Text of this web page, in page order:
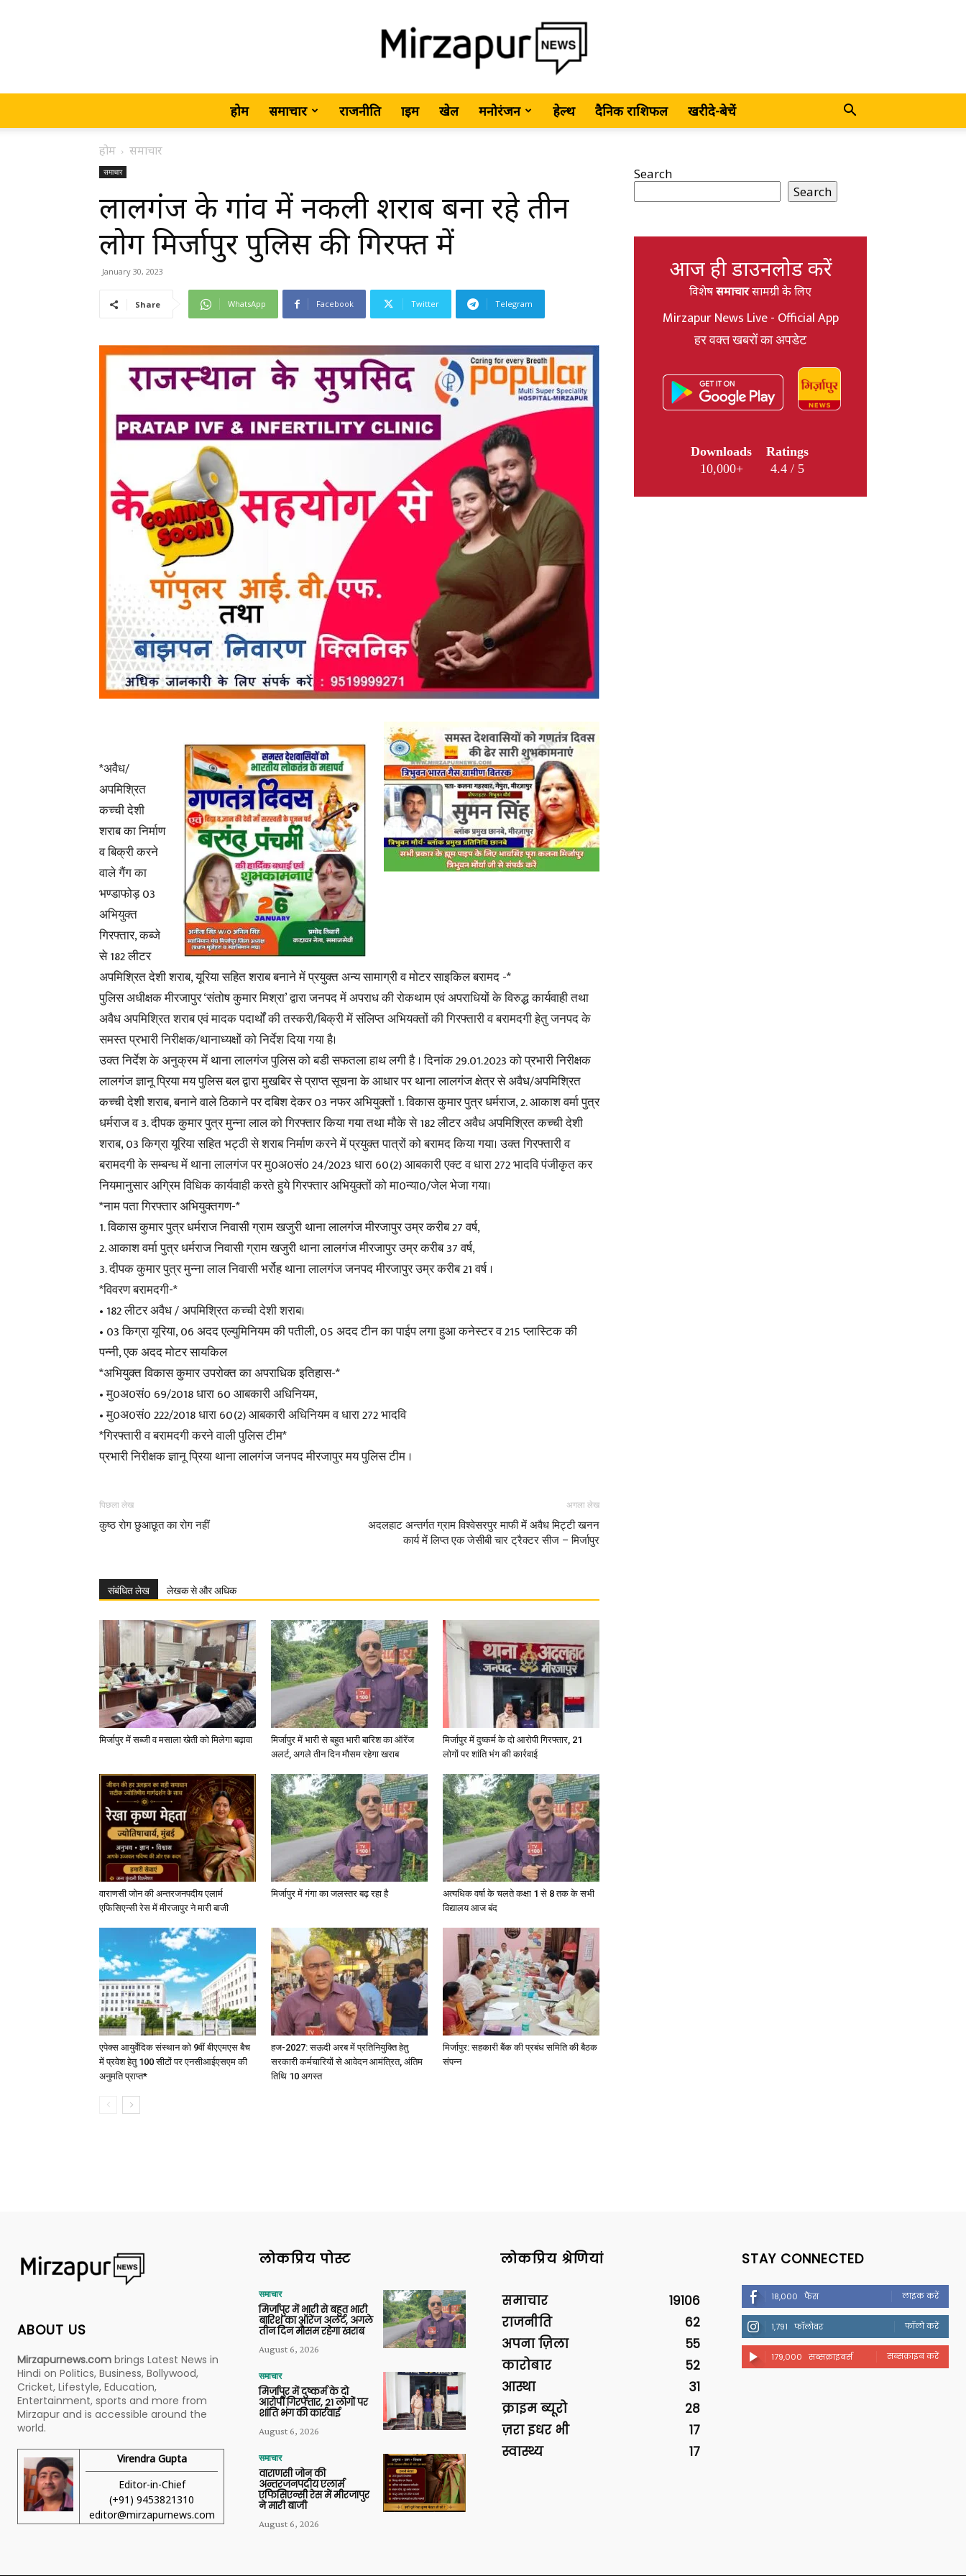
MirzapurNews.com
Hindi
News,
Latest
News
in
Hindi,
Today
News
Paper
होम समाचार राजनीति क्राइम खेल मनोरंजन हेल्थ दैनिक राशिफल खरीदे-बेचें
होम समाचार
समाचार
लालगंज के गांव में नकली शराब बना रहे तीन
लोग मिर्जापुर पुलिस की गिरफ्त में
January 30, 2023
Share WhatsApp Facebook Twitter Telegram
*अवैध/
अपमिश्रित
कच्ची देशी
शराब का निर्माण
व बिक्री करने
वाले गैंग का
भण्डाफोड़ 03
अभियुक्त
गिरफ्तार, कब्जे
से 182 लीटर
अपमिश्रित देशी शराब, यूरिया सहित शराब बनाने में प्रयुक्त अन्य सामाग्री व मोटर साइकिल बरामद -*
पुलिस अधीक्षक मीरजापुर ‘संतोष कुमार मिश्रा’ द्वारा जनपद में अपराध की रोकथाम एवं अपराधियों के विरुद्ध कार्यवाही तथा
अवैध अपमिश्रित शराब एवं मादक पदार्थों की तस्करी/बिक्री में संलिप्त अभियक्तों की गिरफ्तारी व बरामदगी हेतु जनपद के
समस्त प्रभारी निरीक्षक/थानाध्यक्षों को निर्देश दिया गया है।
उक्त निर्देश के अनुक्रम में थाना लालगंज पुलिस को बडी सफतला हाथ लगी है । दिनांक 29.01.2023 को प्रभारी निरीक्षक
लालगंज ज्ञानू प्रिया मय पुलिस बल द्वारा मुखबिर से प्राप्त सूचना के आधार पर थाना लालगंज क्षेत्र से अवैध/अपमिश्रित
कच्ची देशी शराब, बनाने वाले ठिकाने पर दबिश देकर 03 नफर अभियुक्तों 1. विकास कुमार पुत्र धर्मराज, 2. आकाश वर्मा पुत्र
धर्मराज व 3. दीपक कुमार पुत्र मुन्ना लाल को गिरफ्तार किया गया तथा मौके से 182 लीटर अवैध अपमिश्रित कच्ची देशी
शराब, 03 किग्रा यूरिया सहित भट्ठी से शराब निर्माण करने में प्रयुक्त पात्रों को बरामद किया गया। उक्त गिरफ्तारी व
बरामदगी के सम्बन्ध में थाना लालगंज पर मु0अ0सं0 24/2023 धारा 60(2) आबकारी एक्ट व धारा 272 भादवि पंजीकृत कर
नियमानुसार अग्रिम विधिक कार्यवाही करते हुये गिरफ्तार अभियुक्तों को मा0न्या0/जेल भेजा गया।
*नाम पता गिरफ्तार अभियुक्तगण-*
1. विकास कुमार पुत्र धर्मराज निवासी ग्राम खजुरी थाना लालगंज मीरजापुर उम्र करीब 27 वर्ष,
2. आकाश वर्मा पुत्र धर्मराज निवासी ग्राम खजुरी थाना लालगंज मीरजापुर उम्र करीब 37 वर्ष,
3. दीपक कुमार पुत्र मुन्ना लाल निवासी भर्रोह थाना लालगंज जनपद मीरजापुर उम्र करीब 21 वर्ष ।
*विवरण बरामदगी-*
• 182 लीटर अवैध / अपमिश्रित कच्ची देशी शराब।
• 03 किग्रा यूरिया, 06 अदद एल्युमिनियम की पतीली, 05 अदद टीन का पाईप लगा हुआ कनेस्टर व 215 प्लास्टिक की
पन्नी, एक अदद मोटर सायकिल
*अभियुक्त विकास कुमार उपरोक्त का अपराधिक इतिहास-*
• मु0अ0सं0 69/2018 धारा 60 आबकारी अधिनियम,
• मु0अ0सं0 222/2018 धारा 60(2) आबकारी अधिनियम व धारा 272 भादवि
*गिरफ्तारी व बरामदगी करने वाली पुलिस टीम*
प्रभारी निरीक्षक ज्ञानू प्रिया थाना लालगंज जनपद मीरजापुर मय पुलिस टीम ।
पिछला लेख
कुष्ठ रोग छुआछूत का रोग नहीं
अगला लेख
अदलहाट अन्तर्गत ग्राम विश्वेसरपुर माफी में अवैध मिट्टी खनन
कार्य में लिप्त एक जेसीबी चार ट्रैक्टर सीज – मिर्जापुर
संबंधित लेख लेखक से और अधिक
मिर्जापुर में सब्जी व मसाला खेती को मिलेगा बढ़ावा
मिर्जापुर में भारी से बहुत भारी बारिश का ऑरेंज
अलर्ट, अगले तीन दिन मौसम रहेगा खराब
मिर्जापुर में दुष्कर्म के दो आरोपी गिरफ्तार, 21
लोगों पर शांति भंग की कार्रवाई
वाराणसी जोन की अन्तरजनपदीय एलार्म
एफिसिएन्सी रेस में मीरजापुर ने मारी बाजी
मिर्जापुर में गंगा का जलस्तर बढ़ रहा है
अत्यधिक वर्षा के चलते कक्षा 1 से 8 तक के सभी
विद्यालय आज बंद
एपेक्स आयुर्वेदिक संस्थान को 9वीं बीएएमएस बैच
में प्रवेश हेतु 100 सीटों पर एनसीआईएसएम की
अनुमति प्राप्त*
हज-2027: सऊदी अरब में प्रतिनियुक्ति हेतु
सरकारी कर्मचारियों से आवेदन आमंत्रित, अंतिम
तिथि 10 अगस्त
मिर्जापुर: सहकारी बैंक की प्रबंध समिति की बैठक
संपन्न
Search
Search
आज ही डाउनलोड करें
विशेषसमाचारसामग्री के लिए
Mirzapur News Live - Official App
हर वक्त खबरों का अपडेट
Downloads
10,000+
Ratings
4.4 / 5
ABOUT US
Mirzapurnews.com brings Latest News in
Hindi on Politics, Business, Bollywood,
Cricket, Lifestyle, Education,
Entertainment, sports and more from
Mirzapur and is accessible around the
world.
Virendra Gupta
Editor-in-Chief
(+91) 9453821310
editor@mirzapurnews.com
लोकप्रिय पोस्ट
समाचार
मिर्जापुर में भारी से बहुत भारी
बारिश का ऑरेंज अलर्ट, अगले
तीन दिन मौसम रहेगा खराब
August 6, 2026
समाचार
मिर्जापुर में दुष्कर्म के दो
आरोपी गिरफ्तार, 21 लोगों पर
शांति भंग की कार्रवाई
August 6, 2026
समाचार
वाराणसी जोन की
अन्तरजनपदीय एलार्म
एफिसिएन्सी रेस में मीरजापुर
ने मारी बाजी
August 6, 2026
लोकप्रिय श्रेणियां
समाचार
19106
राजनीति
62
अपना ज़िला
55
कारोबार
52
आस्था
31
क्राइम ब्यूरो
28
ज़रा इधर भी
17
स्वास्थ्य
17
STAY CONNECTED
18,000 फैंस लाइक करें
1,791 फॉलोवर फॉलो करें
179,000 सब्सक्राइबर्स सब्सक्राइब करें